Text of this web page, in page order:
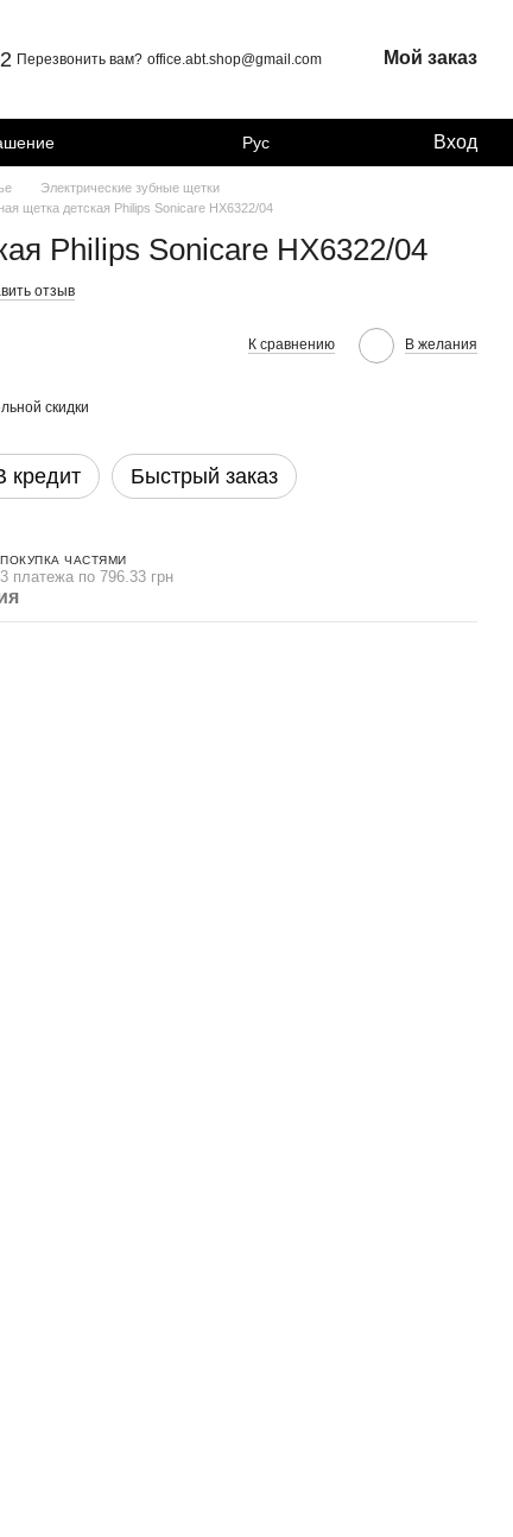
Перезвонить вам? office.abt.shop@gmail.com Мой заказ
Рус Вход
Электрические зубные щетки
щетка детская Philips Sonicare HX6322/04
Philips Sonicare HX6322/04
отзыв
К сравнению В желания
скидки
кредит Быстрый заказ
ПОКУПКА ЧАСТЯМИ
3 платежа по 796.33 грн